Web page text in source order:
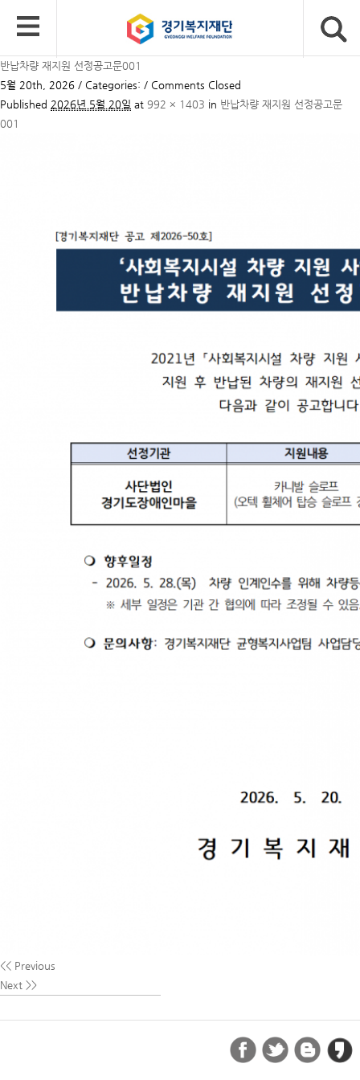
반납차량 재지원 선정공고문001
5월 20th, 2026 / Categories: / Comments Closed
Published 2026년 5월 20일 at 992 × 1403 in 반납차량 재지원 선정공고문
001
<< Previous
Next >>